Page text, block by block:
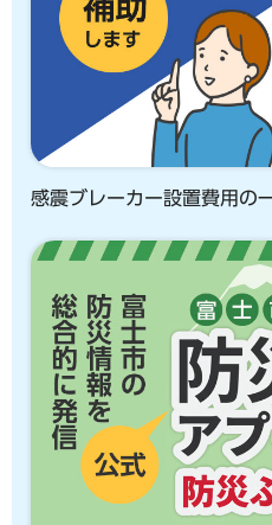
感震ブレーカー設置費用の